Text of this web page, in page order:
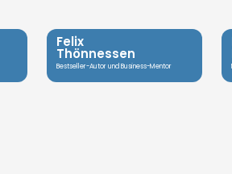
Felix
Thönnessen
Bestseller-Autor und Business-Mentor